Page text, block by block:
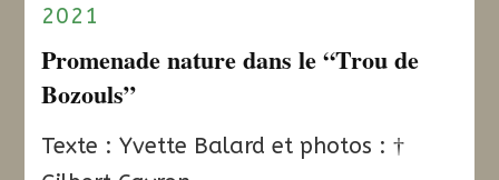
2021
Promenade nature dans le “Trou de
Bozouls”
Texte : Yvette Balard et photos : †